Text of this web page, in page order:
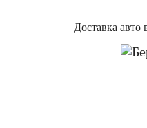
Доставка авто